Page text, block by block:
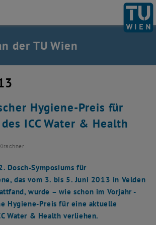
TU Wien Startseite auflisten
Ebene:
der TU Wien
Hygiene-Preis für
ICC Water & Health
Dosch-Symposiums für
das vom 3. bis 5. Juni 2013 in Velden
wurde – wie schon im Vorjahr -
Hygiene-Preis für eine aktuelle
Water & Health verliehen.